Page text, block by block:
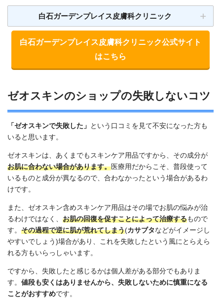
白石ガーデンプレイス皮膚科クリニック
白石ガーデンプレイス皮膚科クリニック公式サイト
はこちら
ゼオスキンのショップの失敗しないコツ
「ゼオスキンで失敗した」 という口コミを見て不安になった方も
いると思います。
ゼオスキンは、あくまでもスキンケア用品ですから、その成分が
お肌に合わない場合があります。医療用だからこそ、普段使って
いるものと成分が異なるので、合わなかったという場合があるわ
けです。
また、ゼオスキン含めスキンケア用品はその場でお肌の悩みが治
るわけではなく、 お肌の回復を促すことによって治療するもので
す。 その過程で逆に肌が荒れてしまう(カサブタなどがイメージし
やすいでしょう)場合があり、これを失敗したという風にとらえら
れる方もいらっしゃいます。
ですから、失敗したと感じるかは個人差がある部分でもありま
す。 値段も安くはありませんから、失敗しないために慎重になる
ことがおすすめです。